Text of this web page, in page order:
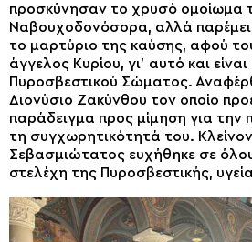
προσκύνησαν το χρυσό ομοίωμα
Ναβουχοδονόσορα, αλλά
το μαρτύριο της καύσης, αφού
άγγελος Κυρίου, γι’ αυτό και
Πυροσβεστικού Σώματος.
Διονύσιο Ζακύνθου τον οποίο
παράδειγμα προς μίμηση για την
τη συγχωρητικότητά του.
Σεβασμιώτατος ευχήθηκε σε
στελέχη της Πυροσβεστικής,